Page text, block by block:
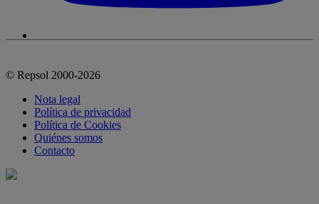
© Repsol 2000-2026
Nota legal
Política de privacidad
Política de Cookies
Quiénes somos
Contacto